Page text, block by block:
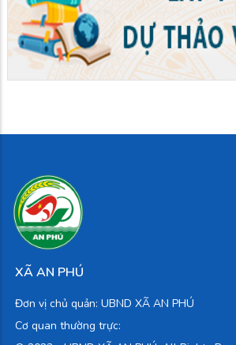
XÃ AN PHÚ
Đơn vị chủ quản: UBND XÃ AN PHÚ
Cơ quan thường trực: